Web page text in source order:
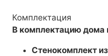
Комплектация
В комплектацию дома
Стенокомплект